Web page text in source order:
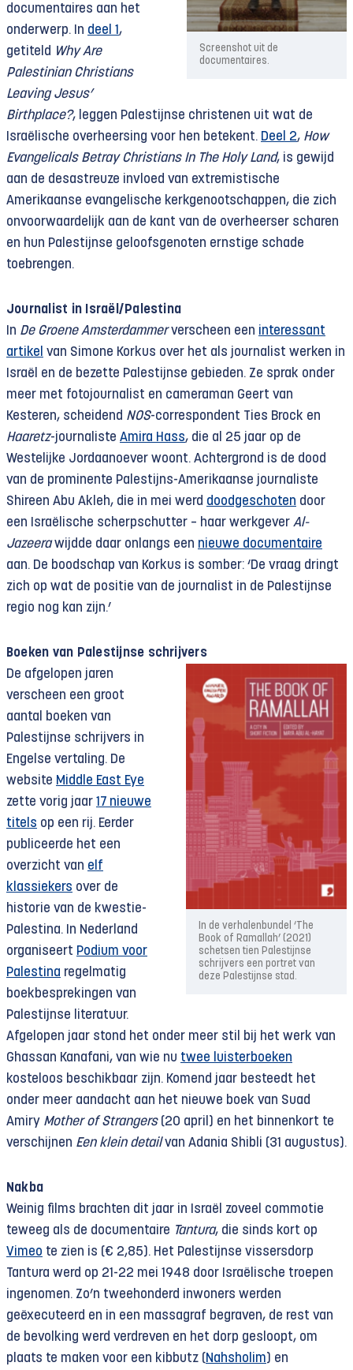
Screenshot uit de
documentaires.
documentaires aan het
onderwerp. In deel 1,
getiteld
Why Are
Palestinian Christians
Leaving Jesus’
Birthplace?, leggen Palestijnse christenen uit wat de
Israëlische overheersing voor hen betekent. Deel 2, How
Evangelicals Betray Christians In The Holy Land, is gewijd
aan de desastreuze invloed van extremistische
Amerikaanse evangelische kerkgenootschappen, die zich
onvoorwaardelijk aan de kant van de overheerser scharen
en hun Palestijnse geloofsgenoten ernstige schade
toebrengen.
Journalist in Israël/Palestina
In De Groene Amsterdammerverscheen een interessant
artikel van Simone Korkus over het als journalist werken in
Israël en de bezette Palestijnse gebieden. Ze sprak onder
meer met fotojournalist en cameraman Geert van
Kesteren, scheidend NOS-correspondent Ties Brock en
Haaretz-journaliste Amira Hass, die al 25 jaar op de
Westelijke Jordaanoever woont. Achtergrond is de dood
van de prominente Palestijns-Amerikaanse journaliste
Shireen Abu Akleh, die in mei werd doodgeschoten door
een Israëlische scherpschutter – haar werkgever Al-
Jazeerawijdde daar onlangs een nieuwe documentaire
aan. De boodschap van Korkus is somber: ‘De vraag dringt
zich op wat de positie van de journalist in de Palestijnse
regio nog kan zijn.’
Boeken van Palestijnse schrijvers
In de verhalenbundel ‘The
Book of Ramallah’ (2021)
schetsen tien Palestijnse
schrijvers een portret van
deze Palestijnse stad.
De afgelopen jaren
verscheen een groot
aantal boeken van
Palestijnse schrijvers in
Engelse vertaling. De
website Middle East Eye
zette vorig jaar 17 nieuwe
titels op een rij. Eerder
publiceerde het een
overzicht van elf
klassiekers over de
historie van de kwestie-
Palestina. In Nederland
organiseert Podium voor
Palestina regelmatig
boekbesprekingen van
Palestijnse literatuur.
Afgelopen jaar stond het onder meer stil bij het werk van
Ghassan Kanafani, van wie nu twee luisterboeken
kosteloos beschikbaar zijn. Komend jaar besteedt het
onder meer aandacht aan het nieuwe boek van Suad
Amiry Mother of Strangers(20 april) en het binnenkort te
verschijnen Een klein detailvan Adania Shibli (31 augustus).
Nakba
Weinig films brachten dit jaar in Israël zoveel commotie
teweeg als de documentaire Tantura, die sinds kort op
Vimeo te zien is (€ 2,85). Het Palestijnse vissersdorp
Tantura werd op 21-22 mei 1948 door Israëlische troepen
ingenomen. Zo’n tweehonderd inwoners werden
geëxecuteerd en in een massagraf begraven, de rest van
de bevolking werd verdreven en het dorp gesloopt, om
plaats te maken voor een kibbutz (Nahsholim) en